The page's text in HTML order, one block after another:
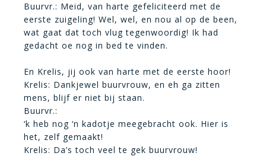
Buurvr.: Meid, van harte gefeliciteerd met de
eerste zuigeling! Wel, wel, en nou al op de been,
wat gaat dat toch vlug tegenwoordig! Ik had
gedacht oe nog in bed te vinden.
En Krelis, jij ook van harte met de eerste hoor!
Krelis: Dankjewel buurvrouw, en eh ga zitten
mens, blijf er niet bij staan.
Buurvr.:
‘k heb nog ‘n kadotje meegebracht ook. Hier is
het, zelf gemaakt!
Krelis: Da’s toch veel te gek buurvrouw!